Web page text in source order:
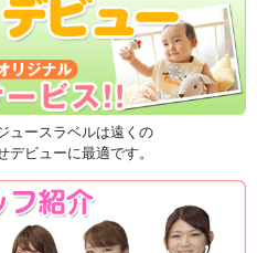
ュースラベルは遠くの
デビューに最適です。